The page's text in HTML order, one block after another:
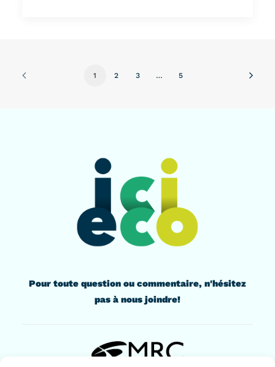
1 2 3 … 5
Pour toute question ou commentaire, n'hésitez
pas à nous joindre!